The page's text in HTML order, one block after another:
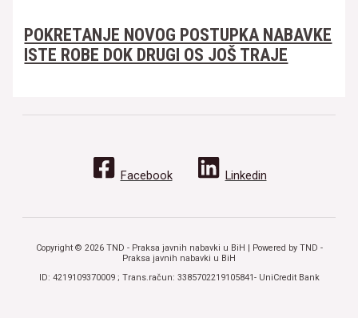
POKRETANJE NOVOG POSTUPKA NABAVKE
ISTE ROBE DOK DRUGI OS JOŠ TRAJE
Facebook Linkedin
Copyright © 2026 TND - Praksa javnih nabavki u BiH | Powered by TND -
Praksa javnih nabavki u BiH
ID: 4219109370009 ; Trans.račun: 3385702219105841- UniCredit Bank